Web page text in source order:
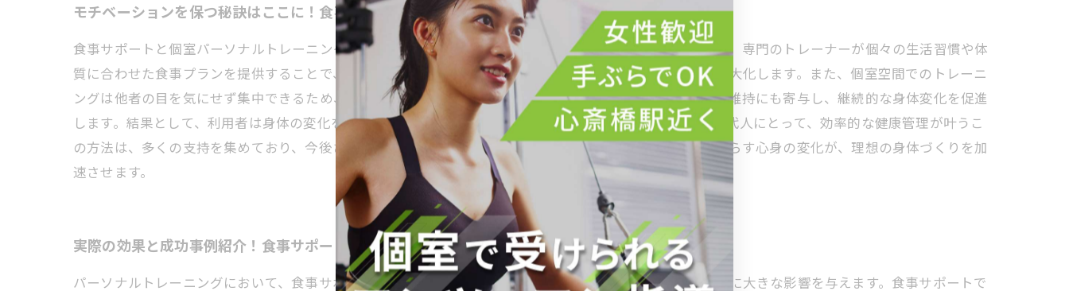
モチベーションを保つ秘訣はここに！食事管理とプライベート空間がもたらす心の変化
食事サポートと個室パーソナルトレーニングの組み合わせは、身体づくりにおいて大きな効果を発揮します。専門のトレーナーが個々の生活習慣や体
質に合わせた食事プランを提供することで、栄養バランスの整った食生活が実現し、トレーニング効果を最大化します。また、個室空間でのトレーニ
ングは他者の目を気にせず集中できるため、効果的な運動が可能です。こうした環境は心のモチベーション維持にも寄与し、継続的な身体変化を促進
します。結果として、利用者は身体の変化を実感しやすく、トレーニングへの意欲も高まります。忙しい現代人にとって、効率的な健康管理が叶うこ
の方法は、多くの支持を集めており、今後さらに注目されるでしょう。食事管理とプライベート空間がもたらす心身の変化が、理想の身体づくりを加
速させます。
実際の効果と成功事例紹介！食事サポートと個室トレーニングで理想の身体を手に入れた終着点
パーソナルトレーニングにおいて、食事サポートと個室トレーニングの組み合わせは、効果的な身体づくりに大きな影響を与えます。食事サポートで